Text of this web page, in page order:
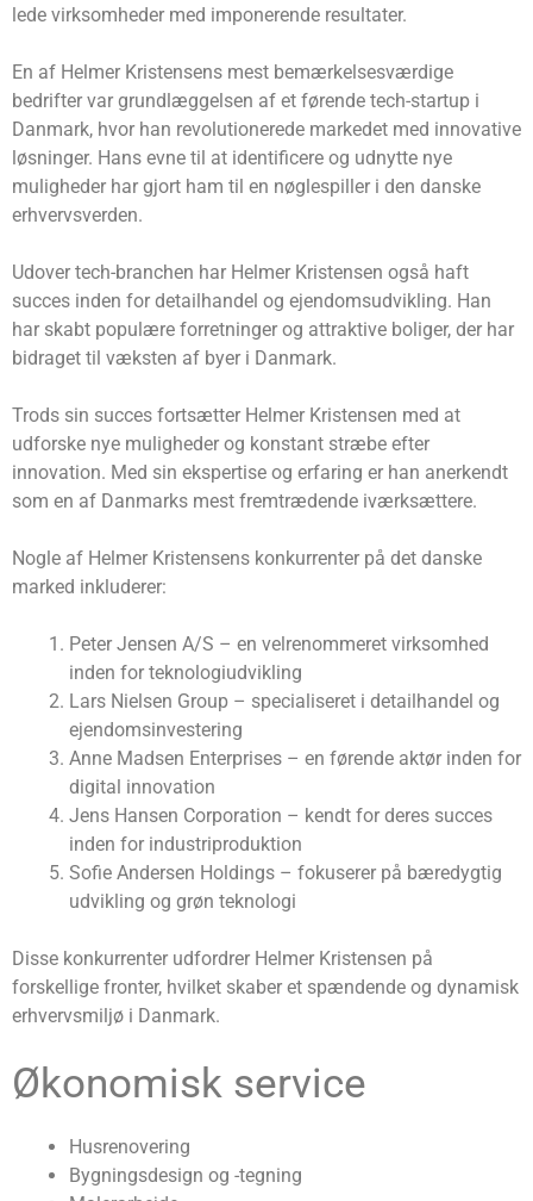
lede virksomheder med imponerende resultater.
En af Helmer Kristensens mest bemærkelsesværdige
bedrifter var grundlæggelsen af ​​et førende tech-startup i
Danmark, hvor han revolutionerede markedet med innovative
løsninger. Hans evne til at identificere og udnytte nye
muligheder har gjort ham til en nøglespiller i den danske
erhvervsverden.
Udover tech-branchen har Helmer Kristensen også haft
succes inden for detailhandel og ejendomsudvikling. Han
har skabt populære forretninger og attraktive boliger, der har
bidraget til væksten af byer i Danmark.
Trods sin succes fortsætter Helmer Kristensen med at
udforske nye muligheder og konstant stræbe efter
innovation. Med sin ekspertise og erfaring er han anerkendt
som en af ​​Danmarks mest fremtrædende iværksættere.
Nogle af Helmer Kristensens konkurrenter på det danske
marked inkluderer:
Peter Jensen A/S – en velrenommeret virksomhed
inden for teknologiudvikling
Lars Nielsen Group – specialiseret i detailhandel og
ejendomsinvestering
Anne Madsen Enterprises – en førende aktør inden for
digital innovation
Jens Hansen Corporation – kendt for deres succes
inden for industriproduktion
Sofie Andersen Holdings – fokuserer på bæredygtig
udvikling og grøn teknologi
Disse konkurrenter udfordrer Helmer Kristensen på
forskellige fronter, hvilket skaber et spændende og dynamisk
erhvervsmiljø i Danmark.
Økonomisk service
Husrenovering
Bygningsdesign og -tegning